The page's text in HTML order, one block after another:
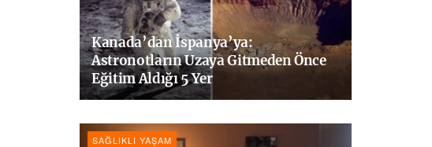
Kanada’dan İspanya’ya:
Astronotların Uzaya Gitmeden Önce
Eğitim Aldığı 5 Yer
SAĞLIKLI YAŞAM